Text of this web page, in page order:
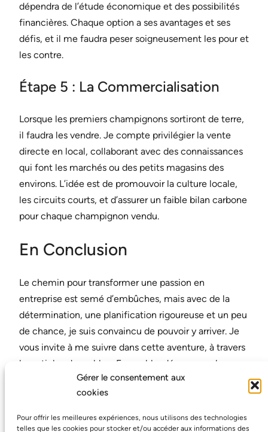
Gérer le consentement aux
cookies
Pour offrir les meilleures expériences, nous utilisons des technologies
telles que les cookies pour stocker et/ou accéder aux informations des
dépendra de l’étude économique et des possibilités
financières. Chaque option a ses avantages et ses
défis, et il me faudra peser soigneusement les pour et
les contre.
Étape 5 : La Commercialisation
Lorsque les premiers champignons sortiront de terre,
il faudra les vendre. Je compte privilégier la vente
directe en local, collaborant avec des connaissances
qui font les marchés ou des petits magasins des
environs. L’idée est de promouvoir la culture locale,
les circuits courts, et d’assurer un faible bilan carbone
pour chaque champignon vendu.
En Conclusion
Le chemin pour transformer une passion en
entreprise est semé d’embûches, mais avec de la
détermination, une planification rigoureuse et un peu
de chance, je suis convaincu de pouvoir y arriver. Je
vous invite à me suivre dans cette aventure, à travers
les articles de ce blog. Ensemble, découvrons les
joies et les défis de la culture professionnelle des
champignons, et qui sait, peut-être serez-vous le
prochain à vous lancer dans cette aventure ! Restez à
l’écoute, car cette histoire ne fait que commencer.